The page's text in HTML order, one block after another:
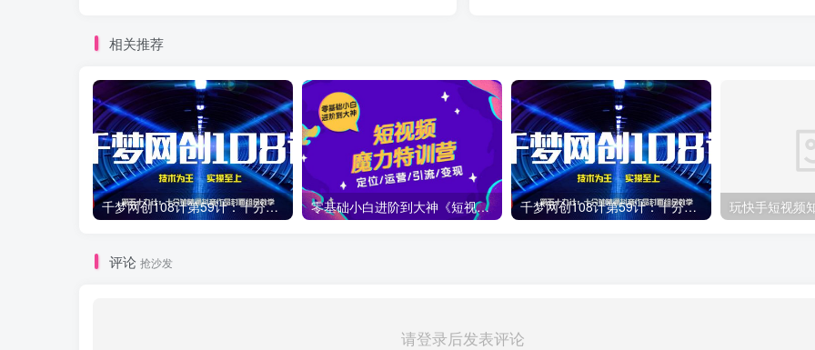
相关推荐
千梦网创108计第59计：十分钟精通抖音作品封面组合教学 零基础小白进阶到大神《短视频魔力特训营》定位-运营-引流-变现 千梦网创108计第59计：十分钟精通抖音作品封面组合教学
评论 抢沙发
请登录后发表评论